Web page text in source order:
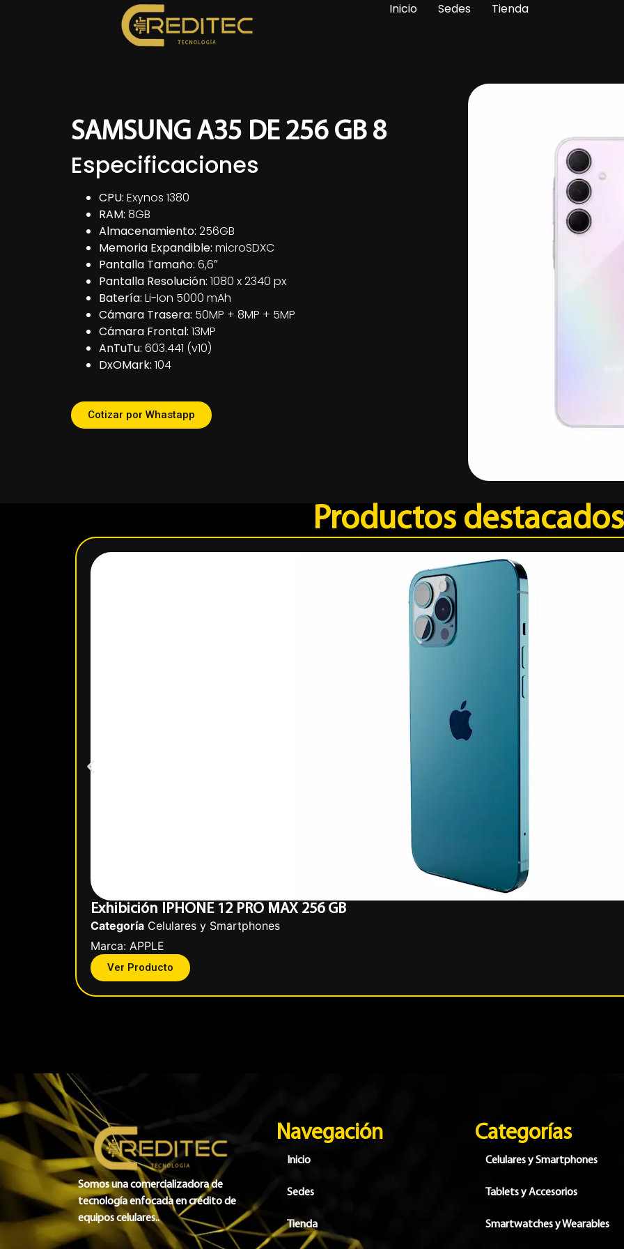
Inicio Sedes Tienda
SAMSUNG A35 DE 256 GB 8
Especificaciones
CPU: Exynos 1380
RAM: 8GB
Almacenamiento: 256GB
Memoria Expandible: microSDXC
Pantalla Tamaño: 6,6″
Pantalla Resolución: 1080 x 2340 px
Batería: Li-Ion 5000 mAh
Cámara Trasera: 50MP + 8MP + 5MP
Cámara Frontal: 13MP
AnTuTu: 603.441 (v10)
DxOMark: 104
Cotizar por Whastapp
Productos destacados
Exhibición IPHONE 12 PRO MAX 256 GB
Categoría Celulares y Smartphones
Marca: APPLE
Ver Producto
Somos una comercializadora de
tecnología enfocada en crédito de
equipos celulares..
Navegación
Inicio
Sedes
Tienda
Categorías
Celulares y Smartphones
Tablets y Accesorios
Smartwatches y Wearables